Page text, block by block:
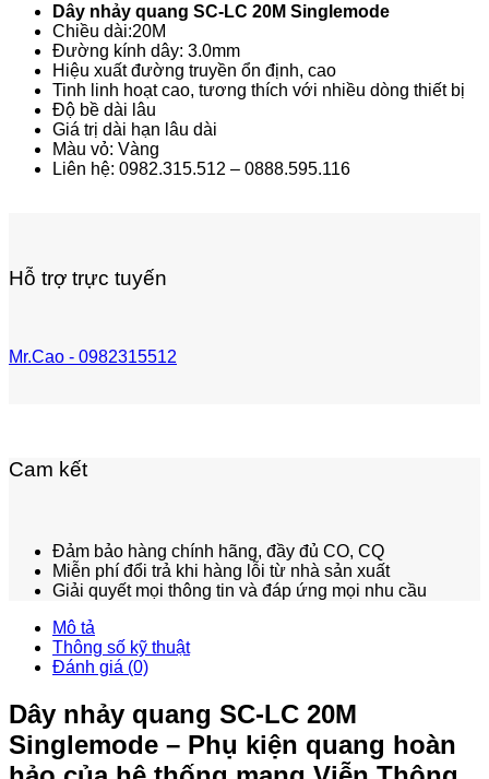
Dây nhảy quang SC-LC 20M Singlemode
Chiều dài:20M
Đường kính dây: 3.0mm
Hiệu xuất đường truyền ổn định, cao
Tinh linh hoạt cao, tương thích với nhiều dòng thiết bị
Độ bề dài lâu
Giá trị dài hạn lâu dài
Màu vỏ: Vàng
Liên hệ: 0982.315.512 – 0888.595.116
Hỗ trợ trực tuyến
Mr.Cao - 0982315512
Cam kết
Đảm bảo hàng chính hãng, đầy đủ CO, CQ
Miễn phí đổi trả khi hàng lỗi từ nhà sản xuất
Giải quyết mọi thông tin và đáp ứng mọi nhu cầu
Mô tả
Thông số kỹ thuật
Đánh giá (0)
Dây nhảy quang SC-LC 20M
Singlemode – Phụ kiện quang hoàn